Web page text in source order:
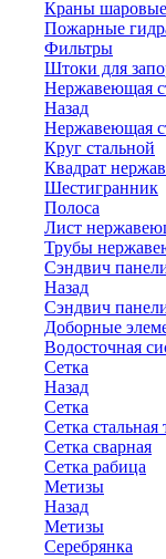
Краны шаровые
Пожарные
Фильтры
Штоки для
Нержавеющая
Назад
Нержавеющая
Круг стальной
Квадрат
Шестигранник
Полоса
Лист
Трубы
Сэндвич
Назад
Сэндвич
Доборные
Водосточная
Сетка
Назад
Сетка
Сетка стальная
Сетка сварная
Сетка рабица
Метизы
Назад
Метизы
Серебрянка